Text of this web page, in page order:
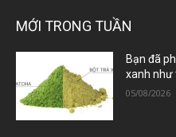
MỚI TRONG TUẦN
Bạn đã
xanh như
05/08/2026